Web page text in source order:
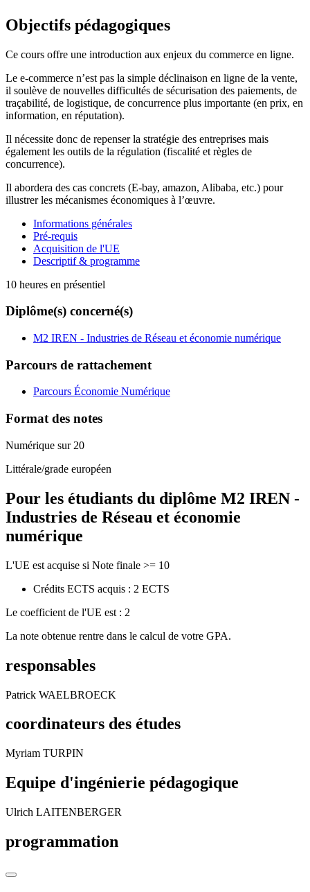
Objectifs pédagogiques
Ce cours offre une introduction aux enjeux du commerce en ligne.
Le e-commerce n’est pas la simple déclinaison en ligne de la vente,
il soulève de nouvelles difficultés de sécurisation des paiements, de
traçabilité, de logistique, de concurrence plus importante (en prix, en
information, en réputation).
Il nécessite donc de repenser la stratégie des entreprises mais
également les outils de la régulation (fiscalité et règles de
concurrence).
Il abordera des cas concrets (E-bay, amazon, Alibaba, etc.) pour
illustrer les mécanismes économiques à l’œuvre.
Informations générales
Pré-requis
Acquisition de l'UE
Descriptif & programme
10 heures en présentiel
Diplôme(s) concerné(s)
M2 IREN - Industries de Réseau et économie numérique
Parcours de rattachement
Parcours Économie Numérique
Format des notes
Numérique sur 20
Littérale/grade européen
Pour les étudiants du diplôme M2 IREN -
Industries de Réseau et économie
numérique
L'UE est acquise si Note finale >= 10
Crédits ECTS acquis : 2 ECTS
Le coefficient de l'UE est : 2
La note obtenue rentre dans le calcul de votre GPA.
responsables
Patrick WAELBROECK
coordinateurs des études
Myriam TURPIN
Equipe d'ingénierie pédagogique
Ulrich LAITENBERGER
programmation